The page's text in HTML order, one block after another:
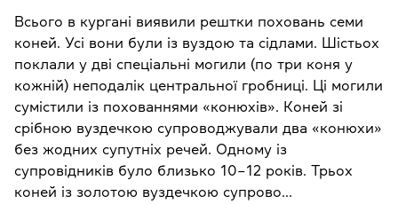
Всього в кургані виявили рештки поховань семи
коней. Усі вони були із вуздою та сідлами. Шістьох
поклали у дві спеціальні могили (по три коня у
кожній) неподалік центральної гробниці. Ці могили
сумістили із похованнями «конюхів». Коней зі
срібною вуздечкою супроводжували два «конюхи»
без жодних супутніх речей. Одному із
супровідників було близько 10–12 років. Трьох
коней із золотою вуздечкою супрово...